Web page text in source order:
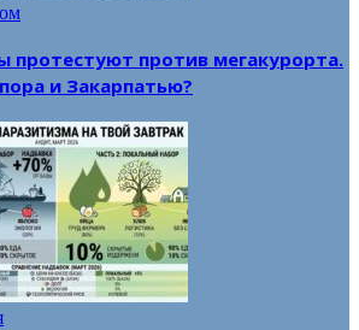
протестуют против мегакурорта.
и Закарпатью?